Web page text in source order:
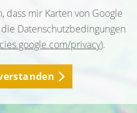
dass mir Karten von Google
Datenschutzbedingungen
privacy).